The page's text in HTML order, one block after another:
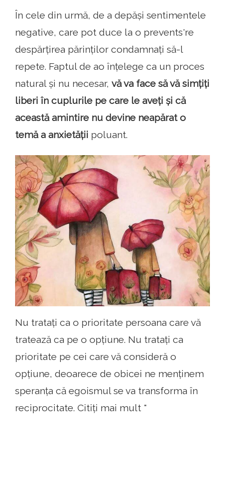
În cele din urmă, de a depăși sentimentele
negative, care pot duce la o prevents're
despărțirea părinților condamnați să-l
repete. Faptul de ao înțelege ca un proces
natural și nu necesar, vă va face să vă simțiți
liberi în cuplurile pe care le aveți și că
această amintire nu devine neapărat o
temă a anxietății poluant.
Nu tratați ca o prioritate persoana care vă
tratează ca pe o opțiune. Nu tratați ca
prioritate pe cei care vă consideră o
opțiune, deoarece de obicei ne menținem
speranța că egoismul se va transforma în
reciprocitate. Citiți mai mult "